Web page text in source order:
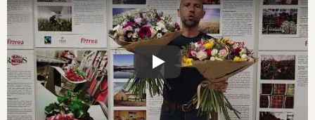
Proč jsou květiny z Florea tak